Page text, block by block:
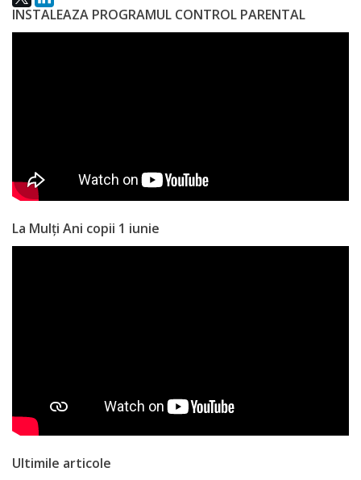
INSTALEAZA PROGRAMUL CONTROL PARENTAL
La Mulți Ani copii 1 iunie
Ultimile articole